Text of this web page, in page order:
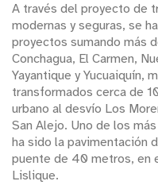
A través del proyecto de
modernas y seguras, se
proyectos sumando más
Conchagua, El Carmen,
Yayantique y Yucuaiquín,
transformados cerca de
urbano al desvío Los
San Alejo. Uno de los
ha sido la pavimentación
puente de 40 metros, en
Lislique.